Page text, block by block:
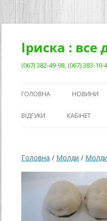
Перейти
Іриска : все
(067) 382-49-98, (067) 383-
ГОЛОВНА НОВИНИ
ВІДГУКИ КАБІНЕТ
Головна / Молди /